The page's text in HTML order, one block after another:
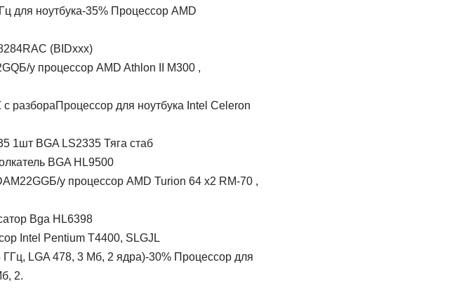
-35% Процессор AMD
(BIDxxx)
Б/у процессор AMD Athlon II M300 ,
Процессор для ноутбука Intel Celeron
1шт BGA LS2335 Тяга стаб
BGA HL9500
Б/у процессор AMD Turion 64 x2 RM-70 ,
Bga HL6398
Intel Pentium T4400, SLGJL
-30% Процессор для
2.